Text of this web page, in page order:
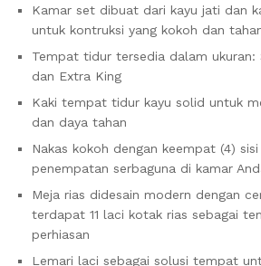
Kamar set dibuat dari kayu jati dan
untuk kontruksi yang kokoh dan
Tempat tidur tersedia dalam ukuran:
dan Extra King
Kaki tempat tidur kayu solid untuk
dan daya tahan
Nakas kokoh dengan keempat (4)
penempatan serbaguna di kamar
Meja rias didesain modern dengan
terdapat 11 laci kotak rias sebagai
perhiasan
Lemari laci sebagai solusi tempat